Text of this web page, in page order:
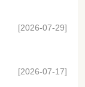
[2026-07-29]
[2026-07-17]